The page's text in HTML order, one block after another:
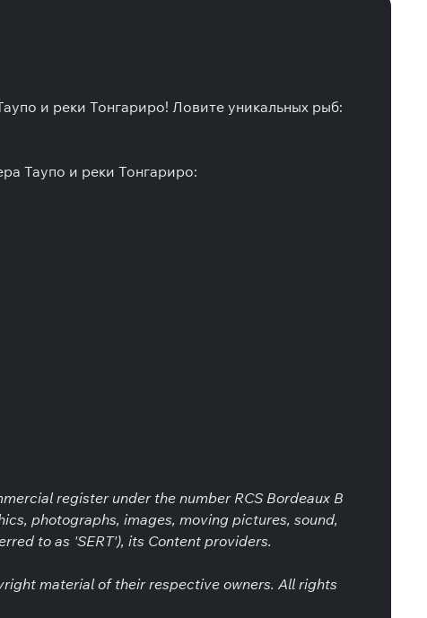
и реки Тонгариро! Ловите уникальных рыб:
Таупо и реки Тонгариро:
register under the number RCS Bordeaux B
photographs, images, moving pictures, sound,
to as 'SERT'), its Content providers.
material of their respective owners. All rights